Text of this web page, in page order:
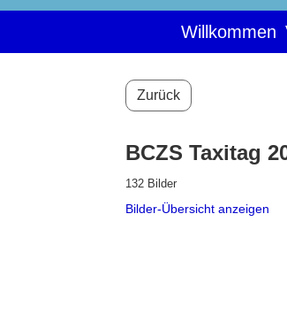
Willkommen
Zurück
BCZS Taxitag
132 Bilder
Bilder-Übersicht anzeigen